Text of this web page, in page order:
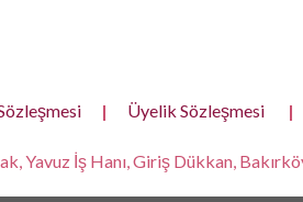
| Üyelik Sözleşmesi |
Yavuz İş Hanı, Giriş Dükkan,